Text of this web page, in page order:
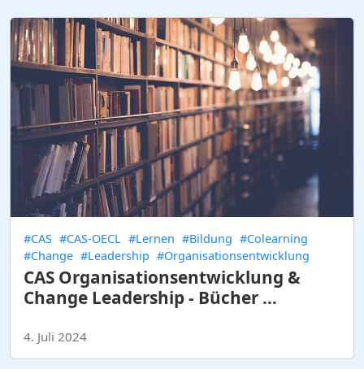
#CAS #CAS-OECL #Lernen #Bildung #Colearning
#Change #Leadership #Organisationsentwicklung
CAS Organisationsentwicklung &
Change Leadership - Bücher …
4. Juli 2024